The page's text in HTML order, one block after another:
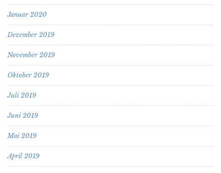
Januar 2020
Dezember 2019
November 2019
Oktober 2019
Juli 2019
Juni 2019
Mai 2019
April 2019